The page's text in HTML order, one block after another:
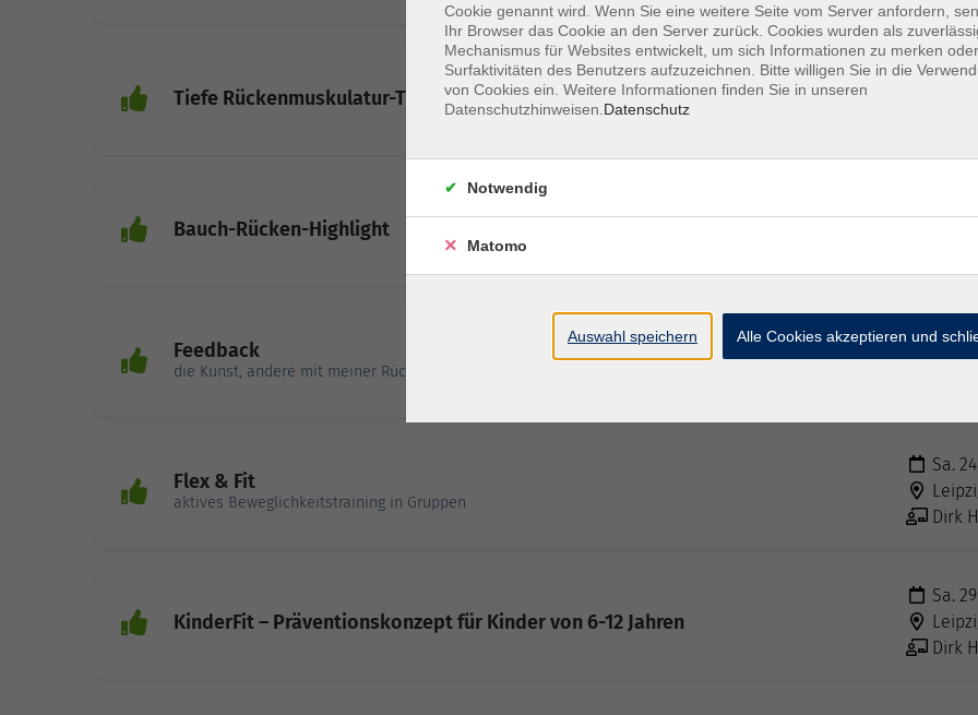
Tiefe Rückenmuskulatur-Training und Stabilisation
Sa.
Dirk
Bauch-Rücken-Highlight
So.
Dirk
Feedback
die Kunst, andere mit meiner Rückmeldung zu unterstützen
Do.
Dirk
Flex & Fit
aktives Beweglichkeitstraining in Gruppen
Sa.
Dirk
KinderFit – Präventionskonzept für Kinder von 6-12 Jahren
Sa.
Dirk
Cookie genannt wird. Wenn Sie eine weitere Seite vom Server anfordern,
Ihr Browser das Cookie an den Server zurück. Cookies wurden als
Mechanismus für Websites entwickelt, um sich Informationen zu merken
Surfaktivitäten des Benutzers aufzuzeichnen. Bitte willigen Sie in die
von Cookies ein. Weitere Informationen finden Sie in unseren
Datenschutzhinweisen. Datenschutz
Notwendig
Matomo
Auswahl speichern Alle Cookies akzeptieren und